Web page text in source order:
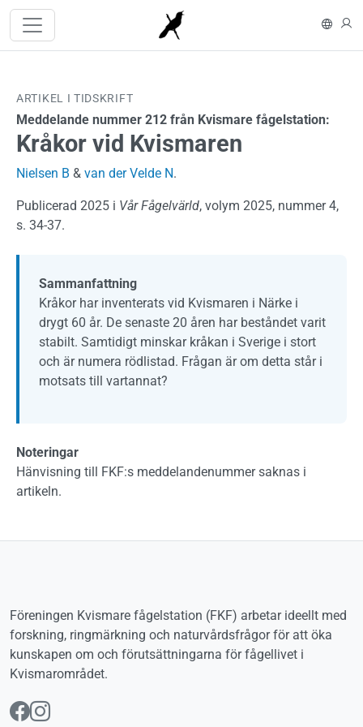
Hoppa till huvudinnehåll
In
ARTIKEL I TIDSKRIFT
Meddelande nummer 212 från Kvismare fågelstation:
Kråkor vid Kvismaren
Nielsen B & van der Velde N.
Publicerad 2025 i Vår Fågelvärld, volym 2025, nummer 4,
s. 34-37.
Sammanfattning
Kråkor har inventerats vid Kvismaren i Närke i
drygt 60 år. De senaste 20 åren har beståndet varit
stabilt. Samtidigt minskar kråkan i Sverige i stort
och är numera rödlistad. Frågan är om detta står i
motsats till vartannat?
Noteringar
Hänvisning till FKF:s meddelandenummer saknas i
artikeln.
Föreningen Kvismare fågelstation (FKF) arbetar ideellt med
forskning, ringmärkning och naturvårdsfrågor för att öka
kunskapen om och förutsättningarna för fågellivet i
Kvismarområdet.
Följ oss på Facebook
Följ oss på Instagram